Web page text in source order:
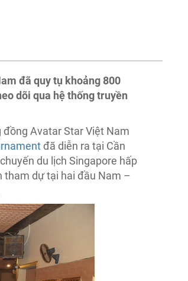
đã quy tụ khoảng 800
dõi qua hệ thống truyền
đồng Avatar Star Việt Nam
đã diễn ra tại Cần
du lịch Singapore hấp
tham dự tại hai đầu Nam –